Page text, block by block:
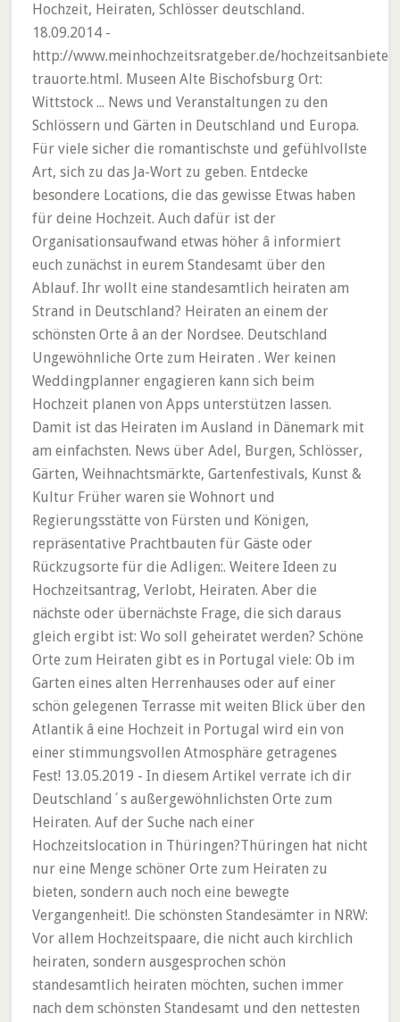
Hochzeit, Heiraten, Schlösser deutschland.
18.09.2014 -
http://www.meinhochzeitsratgeber.de/
trauorte.html. Museen Alte Bischofsburg Ort:
Wittstock ... News und Veranstaltungen zu den
Schlössern und Gärten in Deutschland und Europa.
Für viele sicher die romantischste und gefühlvollste
Art, sich zu das Ja-Wort zu geben. Entdecke
besondere Locations, die das gewisse Etwas haben
für deine Hochzeit. Auch dafür ist der
Organisationsaufwand etwas höher â informiert
euch zunächst in eurem Standesamt über den
Ablauf. Ihr wollt eine standesamtlich heiraten am
Strand in Deutschland? Heiraten an einem der
schönsten Orte â an der Nordsee. Deutschland
Ungewöhnliche Orte zum Heiraten . Wer keinen
Weddingplanner engagieren kann sich beim
Hochzeit planen von Apps unterstützen lassen.
Damit ist das Heiraten im Ausland in Dänemark mit
am einfachsten. News über Adel, Burgen, Schlösser,
Gärten, Weihnachtsmärkte, Gartenfestivals, Kunst &
Kultur Früher waren sie Wohnort und
Regierungsstätte von Fürsten und Königen,
repräsentative Prachtbauten für Gäste oder
Rückzugsorte für die Adligen:. Weitere Ideen zu
Hochzeitsantrag, Verlobt, Heiraten. Aber die
nächste oder übernächste Frage, die sich daraus
gleich ergibt ist: Wo soll geheiratet werden? Schöne
Orte zum Heiraten gibt es in Portugal viele: Ob im
Garten eines alten Herrenhauses oder auf einer
schön gelegenen Terrasse mit weiten Blick über den
Atlantik â eine Hochzeit in Portugal wird ein von
einer stimmungsvollen Atmosphäre getragenes
Fest! 13.05.2019 - In diesem Artikel verrate ich dir
Deutschland´s außergewöhnlichsten Orte zum
Heiraten. Auf der Suche nach einer
Hochzeitslocation in Thüringen?Thüringen hat nicht
nur eine Menge schöner Orte zum Heiraten zu
bieten, sondern auch noch eine bewegte
Vergangenheit!. Die schönsten Standesämter in NRW:
Vor allem Hochzeitspaare, die nicht auch kirchlich
heiraten, sondern ausgesprochen schön
standesamtlich heiraten möchten, suchen immer
nach dem schönsten Standesamt und den nettesten